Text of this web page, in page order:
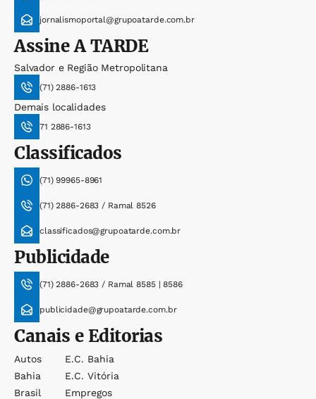
jornalismoportal@grupoatarde.com.br
AssineA TARDE
Salvador e Região Metropolitana
(71) 2886-1613
Demais localidades
71 2886-1613
Classificados
(71) 99965-8961
(71) 2886-2683 / Ramal 8526
classificados@grupoatarde.com.br
Publicidade
(71) 2886-2683 / Ramal 8585 | 8586
publicidade@grupoatarde.com.br
Canais e Editorias
Autos
Bahia
Brasil
E.c. Bahia
E.c. Vitória
Empregos